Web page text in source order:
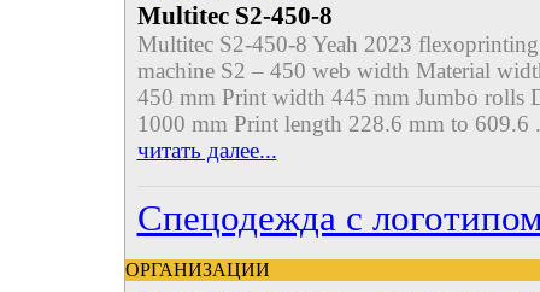
Multitec S2-450-8
Multitec S2-450-8 Yeah 2023 flexoprinting
machine S2 – 450 web width Material
450 mm Print width 445 mm Jumbo rolls
1000 mm Print length 228.6 mm to 609.6
читать далее...
Спецодежда с
ОРГАНИЗАЦИИ